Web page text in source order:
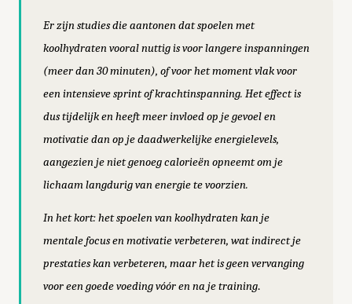
Er zijn studies die aantonen dat spoelen met
koolhydraten vooral nuttig is voor langere inspanningen
(meer dan 30 minuten), of voor het moment vlak voor
een intensieve sprint of krachtinspanning. Het effect is
dus tijdelijk en heeft meer invloed op je gevoel en
motivatie dan op je daadwerkelijke energielevels,
aangezien je niet genoeg calorieën opneemt om je
lichaam langdurig van energie te voorzien.
In het kort: het spoelen van koolhydraten kan je
mentale focus en motivatie verbeteren, wat indirect je
prestaties kan verbeteren, maar het is geen vervanging
voor een goede voeding vóór en na je training.